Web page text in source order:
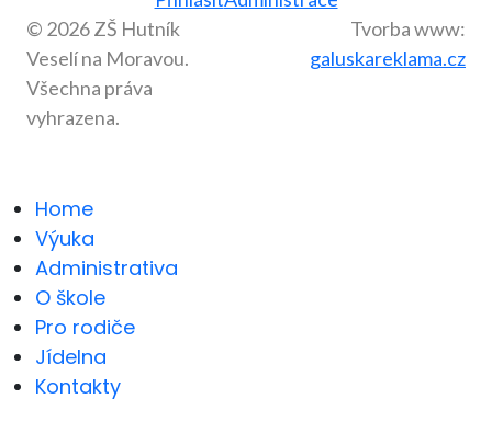
© 2026 ZŠ Hutník
Veselí na Moravou.
Všechna práva
vyhrazena.
Tvorba www:
galuskareklama.cz
Home
Výuka
Administrativa
O škole
Pro rodiče
Jídelna
Kontakty